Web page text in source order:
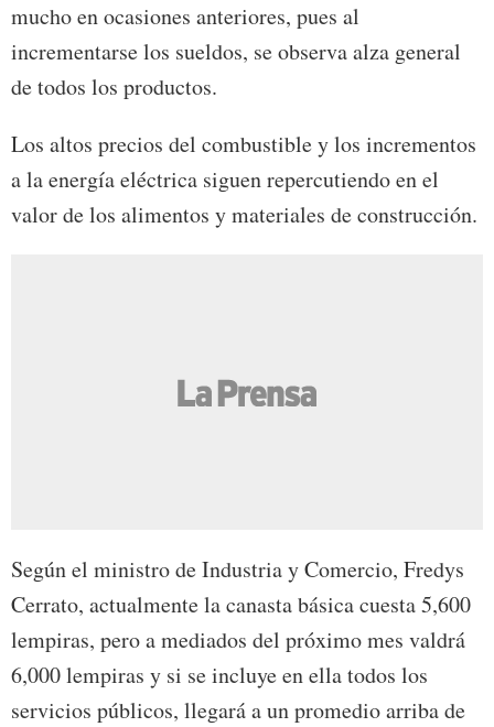
mucho en ocasiones anteriores, pues al
incrementarse los sueldos, se observa alza general
de todos los productos.
Los altos precios del combustible y los incrementos
a la energía eléctrica siguen repercutiendo en el
valor de los alimentos y materiales de construcción.
Según el ministro de Industria y Comercio, Fredys
Cerrato, actualmente la canasta básica cuesta 5,600
lempiras, pero a mediados del próximo mes valdrá
6,000 lempiras y si se incluye en ella todos los
servicios públicos, llegará a un promedio arriba de